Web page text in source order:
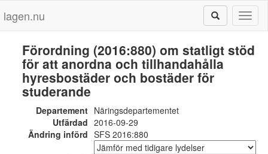
lagen.nu
Förordning (2016:880) om statligt stöd
för att anordna och tillhandahålla
hyresbostäder och bostäder för
studerande
Departement Näringsdepartementet
Utfärdad 2016-09-29
Ändring införd SFS 2016:880